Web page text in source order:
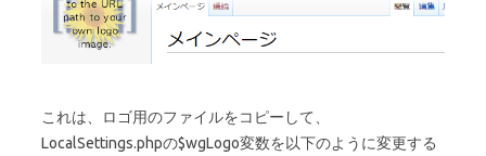
これは、ロゴ用のファイルをコピーして、
LocalSettings.phpの$wgLogo変数を以下のように変更する